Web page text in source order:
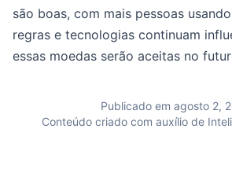
são boas, com mais pessoas
regras e tecnologias continuam
essas moedas serão aceitas no
Publicado em agosto 2,
Conteúdo criado com auxílio de